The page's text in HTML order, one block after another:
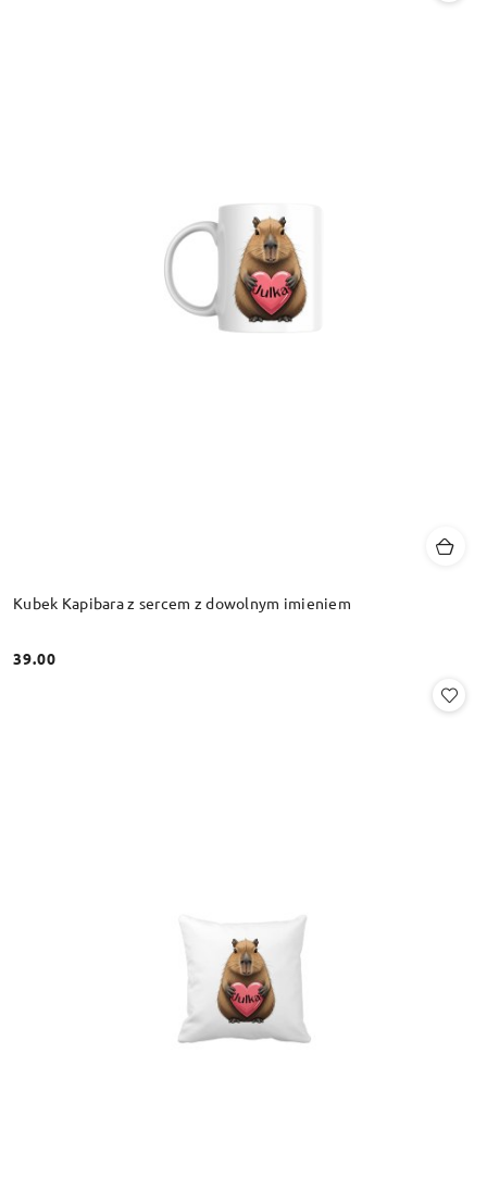
Kubek Kapibara z sercem z dowolnym imieniem
Cena:
39.00